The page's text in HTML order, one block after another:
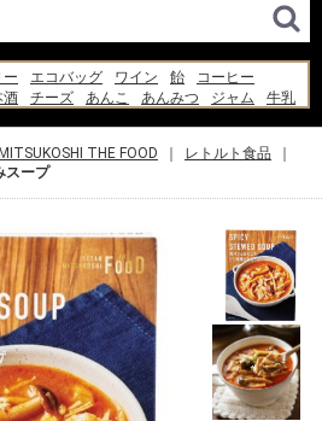
ー エコバッグ ワイン 飴
コーヒー
酒
チーズ あんこ あんみつ ジャム
牛乳
THE FOOD
レトルト食品
スープ